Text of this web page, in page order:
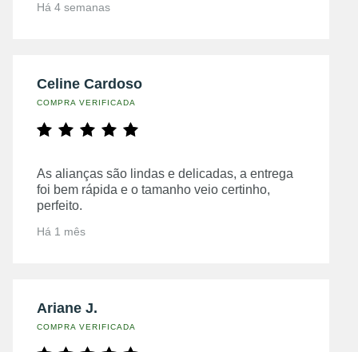
Há 4 semanas
Celine Cardoso
COMPRA VERIFICADA
As alianças são lindas e delicadas, a entrega
foi bem rápida e o tamanho veio certinho,
perfeito.
Há 1 mês
Ariane J.
COMPRA VERIFICADA